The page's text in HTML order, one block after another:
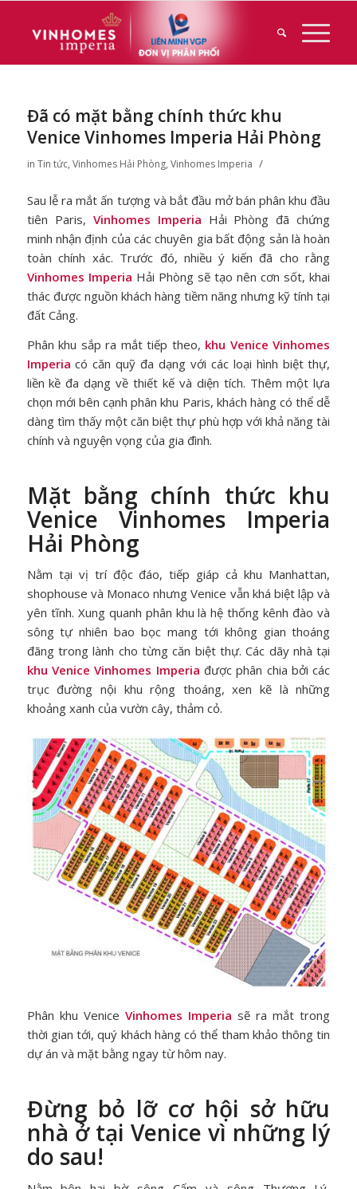
Đã có mặt bằng chính thức khu
Venice Vinhomes Imperia Hải Phòng
in Tin tức, Vinhomes Hải Phòng, Vinhomes Imperia /
Sau lễ ra mắt ấn tượng và bắt đầu mở bán phân khu đầu
tiên Paris, Vinhomes Imperia Hải Phòng đã chứng
minh nhận định của các chuyên gia bất động sản là hoàn
toàn chính xác. Trước đó, nhiều ý kiến đã cho rằng
Vinhomes Imperia Hải Phòng sẽ tạo nên cơn sốt, khai
thác được nguồn khách hàng tiềm năng nhưng kỹ tính tại
đất Cảng.
Phân khu sắp ra mắt tiếp theo, khu Venice Vinhomes
Imperia có căn quỹ đa dạng với các loại hình biệt thự,
liền kề đa dạng về thiết kế và diện tích. Thêm một lựa
chọn mới bên cạnh phân khu Paris, khách hàng có thể dễ
dàng tìm thấy một căn biệt thự phù hợp với khả năng tài
chính và nguyện vọng của gia đình.
Mặt bằng chính thức khu
Venice Vinhomes Imperia
Hải Phòng
Nằm tại vị trí độc đáo, tiếp giáp cả khu Manhattan,
shophouse và Monaco nhưng Venice vẫn khá biệt lập và
yên tĩnh. Xung quanh phân khu là hệ thống kênh đào và
sông tự nhiên bao bọc mang tới không gian thoáng
đãng trong lành cho từng căn biệt thự. Các dãy nhà tại
khu Venice Vinhomes Imperia được phân chia bởi các
trục đường nội khu rộng thoáng, xen kẽ là những
khoảng xanh của vườn cây, thảm cỏ.
Phân khu Venice Vinhomes Imperia sẽ ra mắt trong
thời gian tới, quý khách hàng có thể tham khảo thông tin
dự án và mặt bằng ngay từ hôm nay.
Đừng bỏ lỡ cơ hội sở hữu
nhà ở tại Venice vì những lý
do sau!